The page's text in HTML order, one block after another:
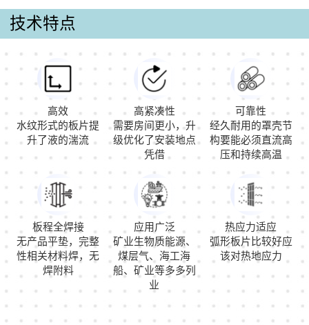
技术特点
高效
水纹形式的板片提
升了液的湍流
高紧凑性
需要房间更小，升
级优化了安装地点
凭借
可靠性
经久耐用的罩壳节
构要能必须直流高
压和持续高温
板程全焊接
无产品平垫，完整
性相关材料焊，无
焊附料
应用广泛
矿业生物质能源、
煤层气、海工海
船、矿业等多多列
业
热应力适应
弧形板片比较好应
该对热地应力